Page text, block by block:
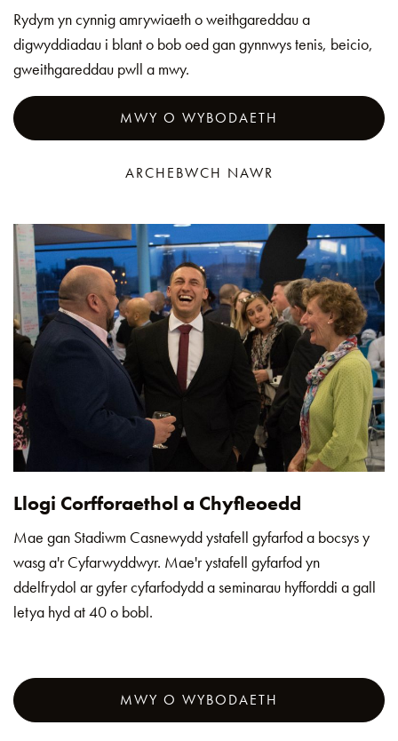
Rydym yn cynnig amrywiaeth o weithgareddau a
digwyddiadau i blant o bob oed gan gynnwys tenis, beicio,
gweithgareddau pwll a mwy.
MWY O WYBODAETH
ARCHEBWCH NAWR
Llogi Corfforaethol a Chyfleoedd
Mae gan Stadiwm Casnewydd ystafell gyfarfod a bocsys y
wasg a'r Cyfarwyddwyr. Mae'r ystafell gyfarfod yn
ddelfrydol ar gyfer cyfarfodydd a seminarau hyfforddi a gall
letya hyd at 40 o bobl.
MWY O WYBODAETH